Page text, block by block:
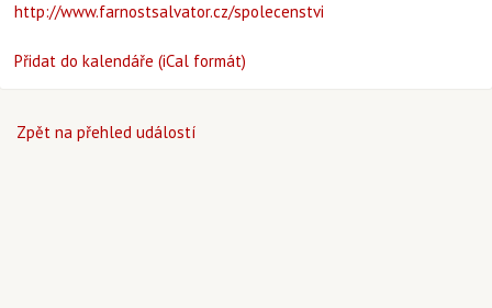
http://www.farnostsalvator.cz/spolecenstvi
Přidat do kalendáře (iCal formát)
Zpět na přehled událostí